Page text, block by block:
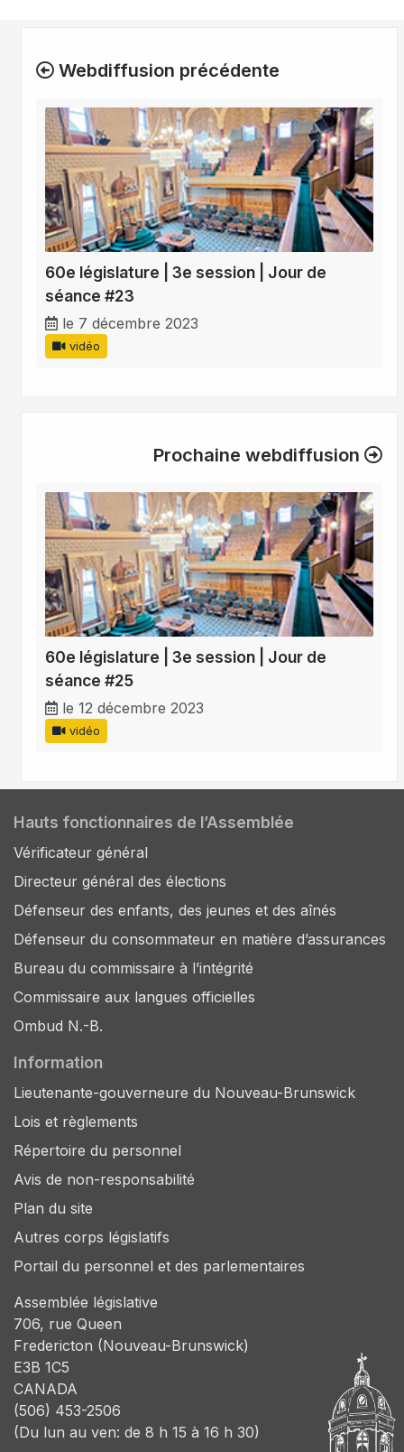
Webdiffusion précédente
60e législature | 3e session | Jour de
séance #23
le 7 décembre 2023
vidéo
Prochaine webdiffusion
60e législature | 3e session | Jour de
séance #25
le 12 décembre 2023
vidéo
Hauts fonctionnaires de l’Assemblée
Vérificateur général
Directeur général des élections
Défenseur des enfants, des jeunes et des aînés
Défenseur du consommateur en matière d’assurances
Bureau du commissaire à l’intégrité
Commissaire aux langues officielles
Ombud N.-B.
Information
Lieutenante-gouverneure du Nouveau-Brunswick
Lois et règlements
Répertoire du personnel
Avis de non-responsabilité
Plan du site
Autres corps législatifs
Portail du personnel et des parlementaires
Assemblée législative
706, rue Queen
Fredericton (Nouveau-Brunswick)
E3B 1C5
CANADA
(506) 453-2506
(Du lun au ven: de 8 h 15 à 16 h 30)